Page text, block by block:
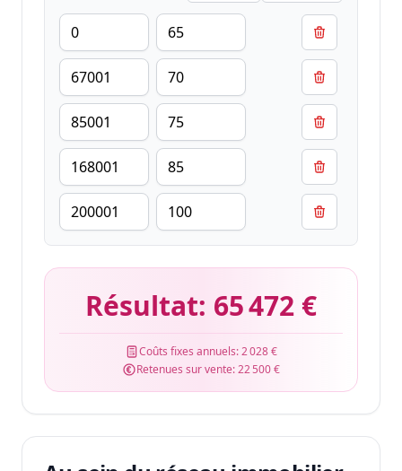
Résultat: 65 472 €
Coûts fixes annuels:2 028 €
Retenues sur vente:22 500 €